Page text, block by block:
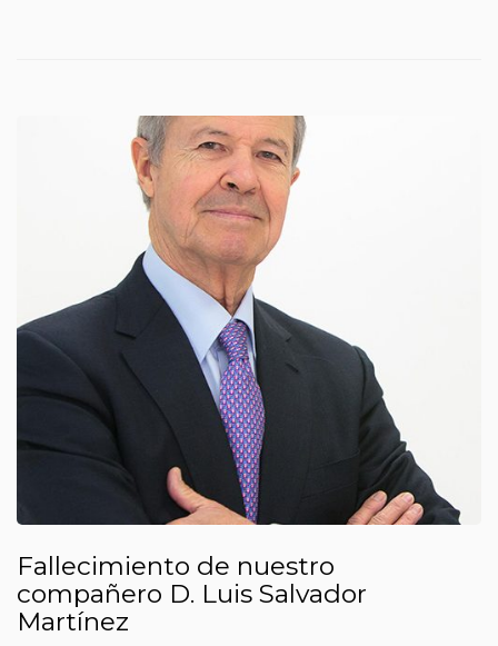
Fallecimiento de nuestro
compañero D. Luis Salvador
Martínez